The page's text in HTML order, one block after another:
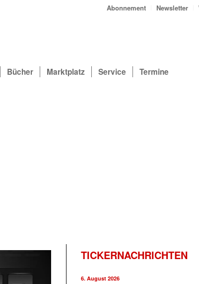
Abonnement Newsletter
Bücher Marktplatz Service Termine
TICKERNACHRICHTEN
6. August 2026